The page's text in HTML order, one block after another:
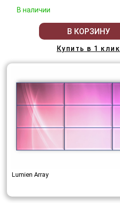
В наличии
В КОРЗИНУ
Купить в 1 клик
Lumien Array